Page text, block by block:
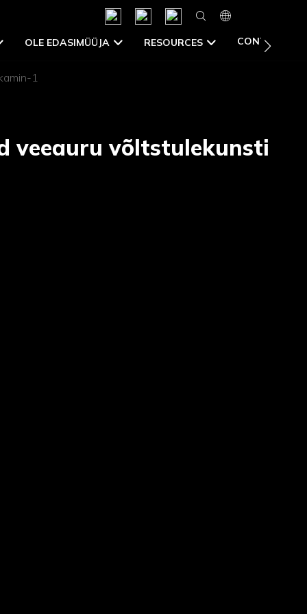
OLE EDASIMÜÜJA RESOURCES CONTACT US
1
veeauru võltstulekunsti